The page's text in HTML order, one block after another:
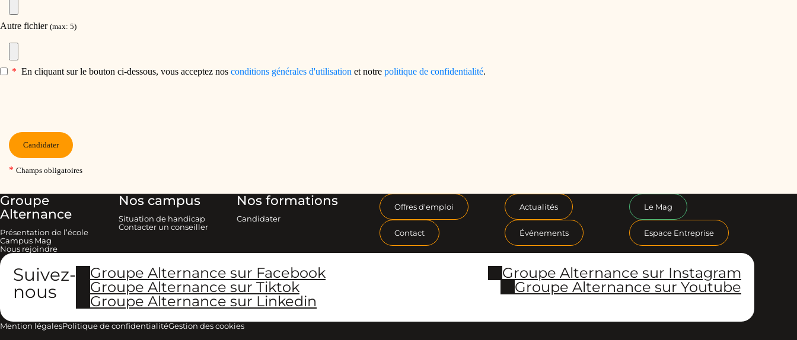
Groupe
Alternance
Présentation de l’école
Campus Mag
Nous rejoindre
Nos campus
Situation de handicap
Contacter un conseiller
Nos formations
Candidater
Offres d'emploi Actualités Le Mag
Contact Événements Espace Entreprise
Suivez-
nous
Groupe Alternance sur Facebook
Groupe Alternance sur Instagram
Groupe Alternance sur Tiktok
Groupe Alternance sur Youtube
Groupe Alternance sur Linkedin
Mention légalesPolitique de confidentialitéGestion des cookies